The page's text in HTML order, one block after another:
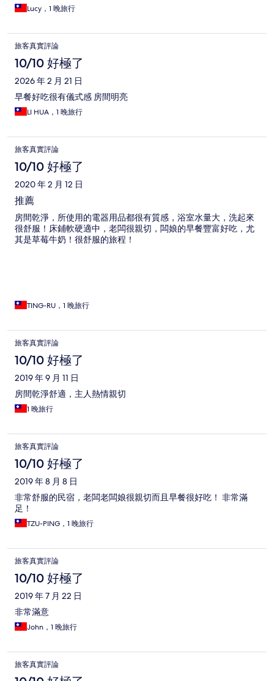
Lucy，1 晚旅行
旅客真實評論
10/10 好極了
2026 年 2 月 21 日
早餐好吃很有儀式感 房間明亮
LI HUA，1 晚旅行
旅客真實評論
10/10 好極了
2020 年 2 月 12 日
推薦
房間乾淨，所使用的電器用品都很有質感，浴室水量大，洗起來
很舒服！床鋪軟硬適中，老闆很親切，闆娘的早餐豐富好吃，尤
其是草莓牛奶！很舒服的旅程！
TING-RU，1 晚旅行
旅客真實評論
10/10 好極了
2019 年 9 月 11 日
房間乾淨舒適，主人熱情親切
1 晚旅行
旅客真實評論
10/10 好極了
2019 年 8 月 8 日
非常舒服的民宿，老闆老闆娘很親切而且早餐很好吃！ 非常滿
足！
TZU-PING，1 晚旅行
旅客真實評論
10/10 好極了
2019 年 7 月 22 日
非常滿意
John，1 晚旅行
旅客真實評論